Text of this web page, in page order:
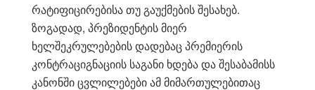
რატიფიცირებისა თუ გაუქმების შესახებ.
ზოგადად, პრეზიდენტის მიერ
ხელშეკრულებების დადებაც პრემიერის
კონტრაციგნაციის საგანი ხდება და შესაბამისს
კანონში ცვლილებები ამ მიმართულებითაც